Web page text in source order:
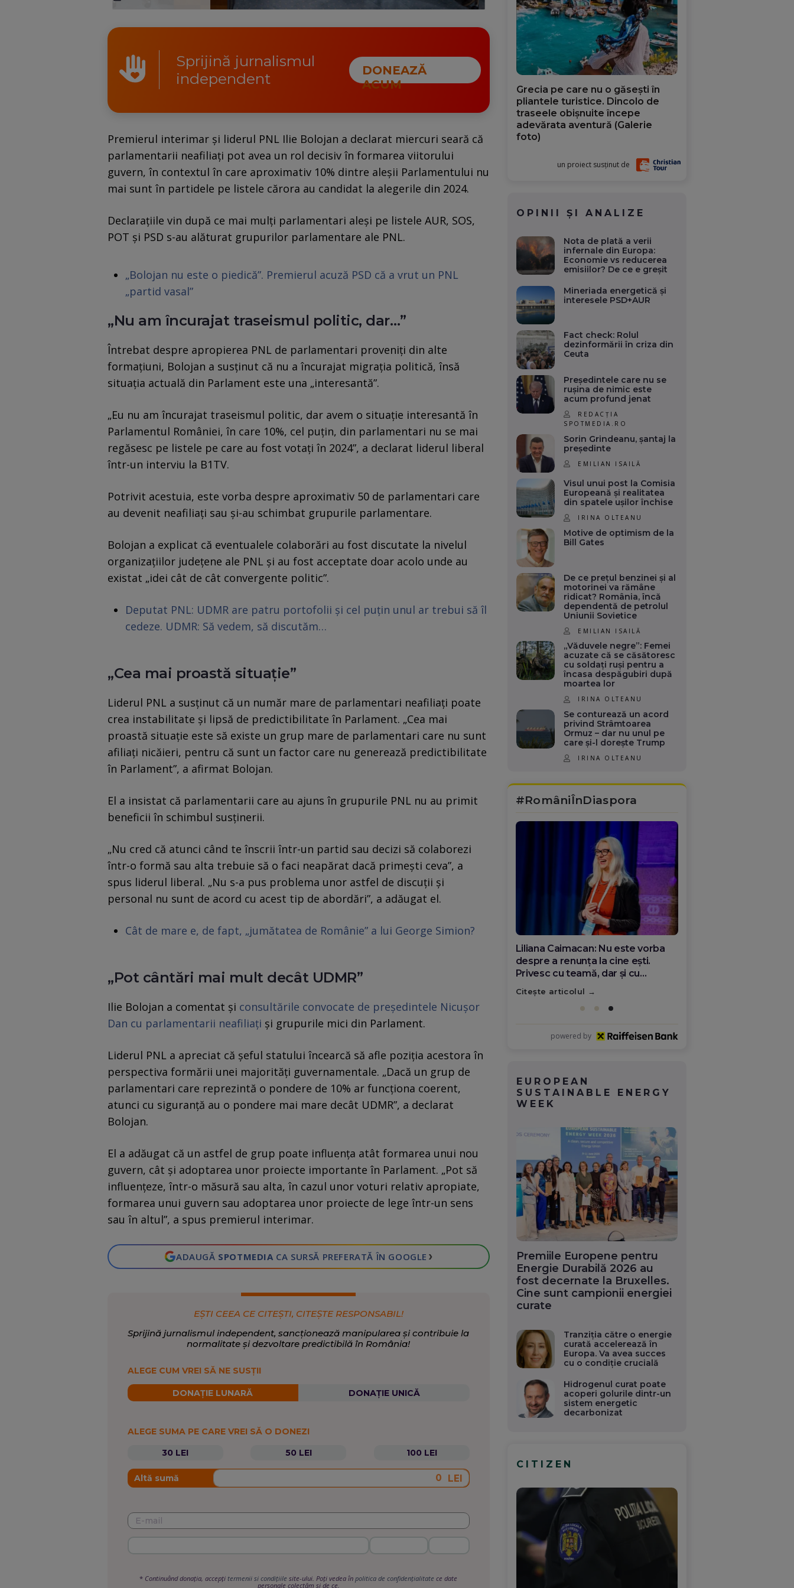
Sprijină jurnalismul
independent
DONEAZĂ
ACUM
Premierul interimar și liderul PNL Ilie Bolojan a declarat miercuri seară că
parlamentarii neafiliați pot avea un rol decisiv în formarea viitorului
guvern, în contextul în care aproximativ 10% dintre aleșii Parlamentului nu
mai sunt în partidele pe listele cărora au candidat la alegerile din 2024.
Declarațiile vin după ce mai mulți parlamentari aleși pe listele AUR, SOS,
POT și PSD s-au alăturat grupurilor parlamentare ale PNL.
„Bolojan nu este o piedică”. Premierul acuză PSD că a vrut un PNL
„partid vasal”
„Nu am încurajat traseismul politic, dar…”
Întrebat despre apropierea PNL de parlamentari proveniți din alte
formațiuni, Bolojan a susținut că nu a încurajat migrația politică, însă
situația actuală din Parlament este una „interesantă”.
„Eu nu am încurajat traseismul politic, dar avem o situație interesantă în
Parlamentul României, în care 10%, cel puțin, din parlamentari nu se mai
regăsesc pe listele pe care au fost votați în 2024”, a declarat liderul liberal
într-un interviu la B1TV.
Potrivit acestuia, este vorba despre aproximativ 50 de parlamentari care
au devenit neafiliați sau și-au schimbat grupurile parlamentare.
Bolojan a explicat că eventualele colaborări au fost discutate la nivelul
organizațiilor județene ale PNL și au fost acceptate doar acolo unde au
existat „idei cât de cât convergente politic”.
Deputat PNL: UDMR are patru portofolii și cel puțin unul ar trebui să îl
cedeze. UDMR: Să vedem, să discutăm…
„Cea mai proastă situație”
Liderul PNL a susținut că un număr mare de parlamentari neafiliați poate
crea instabilitate și lipsă de predictibilitate în Parlament. „Cea mai
proastă situație este să existe un grup mare de parlamentari care nu sunt
afiliați nicăieri, pentru că sunt un factor care nu generează predictibilitate
în Parlament”, a afirmat Bolojan.
El a insistat că parlamentarii care au ajuns în grupurile PNL nu au primit
beneficii în schimbul susținerii.
„Nu cred că atunci când te înscrii într-un partid sau decizi să colaborezi
într-o formă sau alta trebuie să o faci neapărat dacă primești ceva”, a
spus liderul liberal. „Nu s-a pus problema unor astfel de discuții și
personal nu sunt de acord cu acest tip de abordări”, a adăugat el.
Cât de mare e, de fapt, „jumătatea de Românie” a lui George Simion?
„Pot cântări mai mult decât UDMR”
Ilie Bolojan a comentat și consultările convocate de președintele Nicușor
Dan cu parlamentarii neafiliați și grupurile mici din Parlament.
Liderul PNL a apreciat că șeful statului încearcă să afle poziția acestora în
perspectiva formării unei majorități guvernamentale. „Dacă un grup de
parlamentari care reprezintă o pondere de 10% ar funcționa coerent,
atunci cu siguranță au o pondere mai mare decât UDMR”, a declarat
Bolojan.
El a adăugat că un astfel de grup poate influența atât formarea unui nou
guvern, cât și adoptarea unor proiecte importante în Parlament. „Pot să
influențeze, într-o măsură sau alta, în cazul unor voturi relativ apropiate,
formarea unui guvern sau adoptarea unor proiecte de lege într-un sens
sau în altul”, a spus premierul interimar.
ADAUGĂ SPOTMEDIA CA SURSĂ PREFERATĂ ÎN GOOGLE ›
EȘTI CEEA CE CITEȘTI, CITEȘTE RESPONSABIL!
Sprijină jurnalismul independent, sancționează manipularea și contribuie la
normalitate și dezvoltare predictibilă în România!
ALEGE CUM VREI SĂ NE SUSȚII
DONAȚIE LUNARĂ DONAȚIE UNICĂ
ALEGE SUMA PE CARE VREI SĂ O DONEZI
30 LEI
50 LEI 100 LEI
Altă sumă LEI
* Continuând donația, accepțitermenii si condițiile site-ului. Poți vedea înpolitica de confidențialitate ce date
personale colectăm și de ce.
Grecia pe care nu o găsești în
pliantele turistice. Dincolo de
traseele obișnuite începe
adevărata aventură (Galerie
foto)
un proiect susținut de
OPINII ȘI ANALIZE
Nota de plată a verii
infernale din Europa:
Economie vs reducerea
emisiilor? De ce e greșit
Mineriada energetică și
interesele PSD+AUR
Fact check: Rolul
dezinformării în criza din
Ceuta
Președintele care nu se
rușina de nimic este
acum profund jenat
REDACȚIA
SPOTMEDIA.RO
Sorin Grindeanu, șantaj la
președinte
EMILIAN ISAILĂ
Visul unui post la Comisia
Europeană și realitatea
din spatele ușilor închise
IRINA OLTEANU
Motive de optimism de la
Bill Gates
De ce prețul benzinei și al
motorinei va rămâne
ridicat? România, încă
dependentă de petrolul
Uniunii Sovietice
EMILIAN ISAILĂ
„Văduvele negre”: Femei
acuzate că se căsătoresc
cu soldați ruși pentru a
încasa despăgubiri după
moartea lor
IRINA OLTEANU
Se conturează un acord
privind Strâmtoarea
Ormuz – dar nu unul pe
care și-l dorește Trump
IRINA OLTEANU
#RomâniÎnDiaspora
Diana Olar, românca de la Google
care demonstrează că diaspora
poate schimba România
Citește articolul
powered by
EUROPEAN
SUSTAINABLE ENERGY
WEEK
Premiile Europene pentru
Energie Durabilă 2026 au
fost decernate la Bruxelles.
Cine sunt campionii energiei
curate
Tranziția către o energie
curată accelerează în
Europa. Va avea succes
cu o condiție crucială
Hidrogenul curat poate
acoperi golurile dintr-un
sistem energetic
decarbonizat
CITIZEN